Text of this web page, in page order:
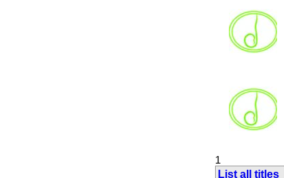
1
List all titles